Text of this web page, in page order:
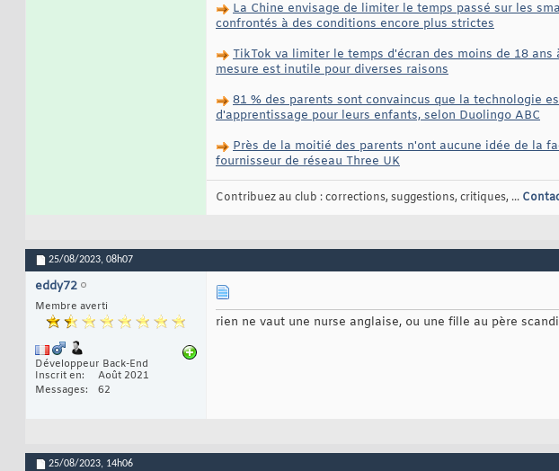
La Chine envisage de limiter le temps passé sur les
confrontés à des conditions encore plus strictes
TikTok va limiter le temps d'écran des moins de 18
mesure est inutile pour diverses raisons
81 % des parents sont convaincus que la technologie
d'apprentissage pour leurs enfants, selon Duolingo ABC
Près de la moitié des parents n'ont aucune idée de la
fournisseur de réseau Three UK
Contribuez au club : corrections, suggestions, critiques, ...
25/08/2023, 08h07
eddy72
Membre averti
Développeur Back-End
Inscrit en
Août 2021
Messages
62
rien ne vaut une nurse anglaise, ou une fille au père
25/08/2023, 14h06